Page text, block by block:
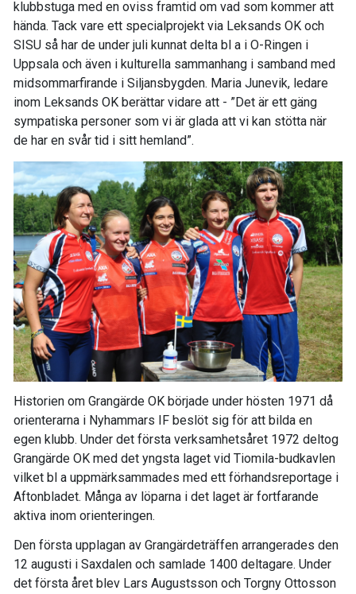
klubbstuga med en oviss framtid om vad som kommer att
hända. Tack vare ett specialprojekt via Leksands OK och
SISU så har de under juli kunnat delta bl a i O-Ringen i
Uppsala och även i kulturella sammanhang i samband med
midsommarfirande i Siljansbygden. Maria Junevik, ledare
inom Leksands OK berättar vidare att - ”Det är ett gäng
sympatiska personer som vi är glada att vi kan stötta när
de har en svår tid i sitt hemland”.
Historien om Grangärde OK började under hösten 1971 då
orienterarna i Nyhammars IF beslöt sig för att bilda en
egen klubb. Under det första verksamhetsåret 1972 deltog
Grangärde OK med det yngsta laget vid Tiomila-budkavlen
vilket bl a uppmärksammades med ett förhandsreportage i
Aftonbladet. Många av löparna i det laget är fortfarande
aktiva inom orienteringen.
Den första upplagan av Grangärdeträffen arrangerades den
12 augusti i Saxdalen och samlade 1400 deltagare. Under
det första året blev Lars Augustsson och Torgny Ottosson